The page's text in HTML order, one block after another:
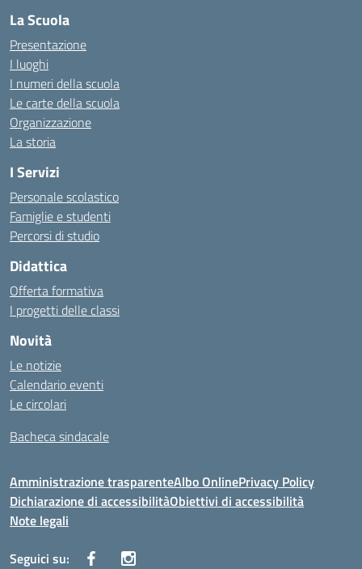
La Scuola
Presentazione
I luoghi
I numeri della scuola
Le carte della scuola
Organizzazione
La storia
I Servizi
Personale scolastico
Famiglie e studenti
Percorsi di studio
Didattica
Offerta formativa
I progetti delle classi
Novità
Le notizie
Calendario eventi
Le circolari
Bacheca sindacale
Amministrazione trasparenteAlbo OnlinePrivacy Policy
Dichiarazione di accessibilitàObiettivi di accessibilità
Note legali
Seguici su: